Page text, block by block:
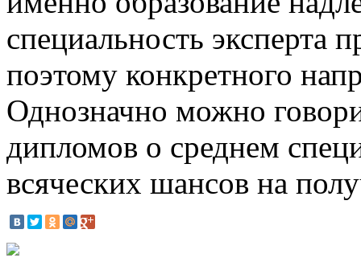
специальность эксперта
поэтому конкретного
Однозначно можно
дипломов о среднем
всяческих шансов на